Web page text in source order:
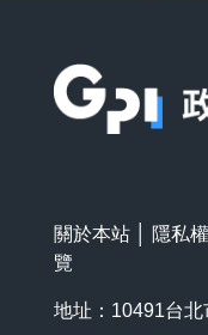
關於本站 隱私
覽
地址：10491台